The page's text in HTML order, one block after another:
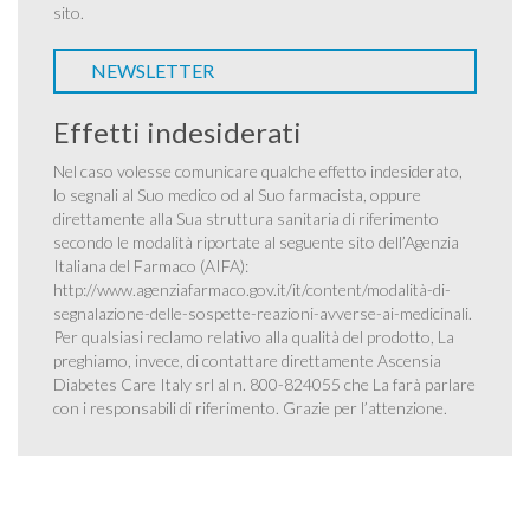
sito.
NEWSLETTER
Effetti indesiderati
Nel caso volesse comunicare qualche effetto indesiderato,
lo segnali al Suo medico od al Suo farmacista, oppure
direttamente alla Sua struttura sanitaria di riferimento
secondo le modalità riportate al seguente sito dell’Agenzia
Italiana del Farmaco (AIFA):
http://www.agenziafarmaco.gov.it/it/content/modalità-di-
segnalazione-delle-sospette-reazioni-avverse-ai-medicinali.
Per qualsiasi reclamo relativo alla qualità del prodotto, La
preghiamo, invece, di contattare direttamente Ascensia
Diabetes Care Italy srl al n. 800-824055 che La farà parlare
con i responsabili di riferimento. Grazie per l’attenzione.